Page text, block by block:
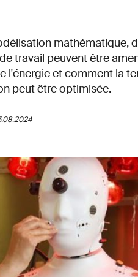
mathématique,
travail peuvent être
l'énergie et comment la
peut être optimisée.